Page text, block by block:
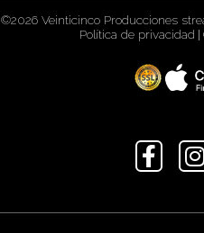
©2026 Veinticinco Producciones
Política de privacidad |